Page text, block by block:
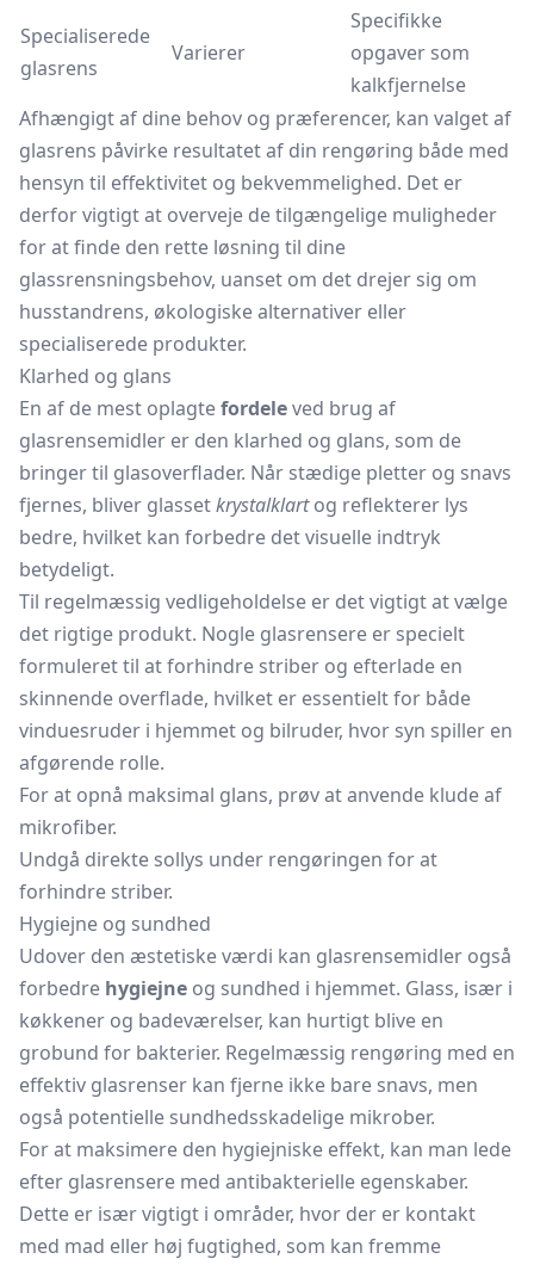
Specialiserede
glasrens
Varierer
Specifikke
opgaver som
kalkfjernelse
Afhængigt af dine behov og præferencer, kan valget af
glasrens påvirke resultatet af din rengøring både med
hensyn til effektivitet og bekvemmelighed. Det er
derfor vigtigt at overveje de tilgængelige muligheder
for at finde den rette løsning til dine
glassrensningsbehov, uanset om det drejer sig om
husstandrens, økologiske alternativer eller
specialiserede produkter.
Klarhed og glans
En af de mest oplagtefordeleved brug af
glasrensemidler er den klarhed og glans, som de
bringer til glasoverflader. Når stædige pletter og snavs
fjernes, bliver glassetkrystalklartog reflekterer lys
bedre, hvilket kan forbedre det visuelle indtryk
betydeligt.
Til regelmæssig vedligeholdelse er det vigtigt at vælge
det rigtige produkt. Nogle glasrensere er specielt
formuleret til at forhindre striber og efterlade en
skinnende overflade, hvilket er essentielt for både
vinduesruder i hjemmet og bilruder, hvor syn spiller en
afgørende rolle.
For at opnå maksimal glans, prøv at anvende klude af
mikrofiber.
Undgå direkte sollys under rengøringen for at
forhindre striber.
Hygiejne og sundhed
Udover den æstetiske værdi kan glasrensemidler også
forbedre hygiejne og sundhed i hjemmet. Glass, især i
køkkener og badeværelser, kan hurtigt blive en
grobund for bakterier. Regelmæssig rengøring med en
effektiv glasrenser kan fjerne ikke bare snavs, men
også potentielle sundhedsskadelige mikrober.
For at maksimere den hygiejniske effekt, kan man lede
efter glasrensere med antibakterielle egenskaber.
Dette er især vigtigt i områder, hvor der er kontakt
med mad eller høj fugtighed, som kan fremme